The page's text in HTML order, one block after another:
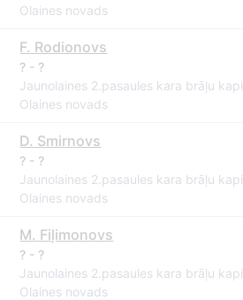
Olaines novads
F. Rodionovs
? - ?
Jaunolaines 2.pasaules kara brāļu kapi
Olaines novads
D. Smirnovs
? - ?
Jaunolaines 2.pasaules kara brāļu kapi
Olaines novads
M. Fiļimonovs
? - ?
Jaunolaines 2.pasaules kara brāļu kapi
Olaines novads